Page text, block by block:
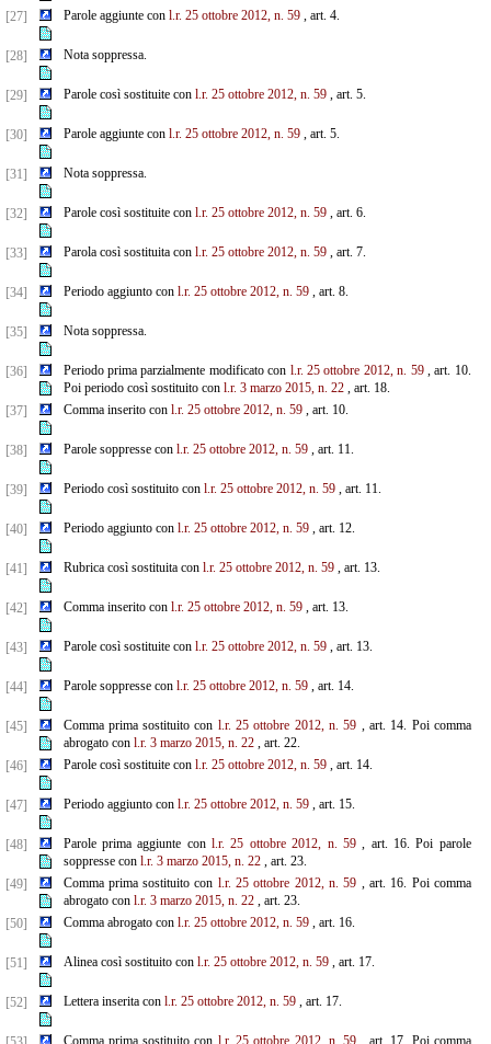
[27] Parole aggiunte con l.r. 25 ottobre 2012, n. 59, art. 4.
[28] Nota soppressa.
[29] Parole così sostituite con l.r. 25 ottobre 2012, n. 59, art. 5.
[30] Parole aggiunte con l.r. 25 ottobre 2012, n. 59, art. 5.
[31] Nota soppressa.
[32] Parole così sostituite con l.r. 25 ottobre 2012, n. 59, art. 6.
[33] Parola così sostituita con l.r. 25 ottobre 2012, n. 59, art. 7.
[34] Periodo aggiunto con l.r. 25 ottobre 2012, n. 59, art. 8.
[35] Nota soppressa.
[36] Periodo prima parzialmente modificato con l.r. 25 ottobre 2012, n. 59, art. 10.
Poi periodo così sostituito con l.r. 3 marzo 2015, n. 22, art. 18.
[37]
Comma inserito con l.r. 25 ottobre 2012, n. 59, art. 10.
[38] Parole soppresse con l.r. 25 ottobre 2012, n. 59, art. 11.
[39] Periodo così sostituito con l.r. 25 ottobre 2012, n. 59, art. 11.
[40] Periodo aggiunto con l.r. 25 ottobre 2012, n. 59, art. 12.
[41] Rubrica così sostituita con l.r. 25 ottobre 2012, n. 59, art. 13.
[42] Comma inserito con l.r. 25 ottobre 2012, n. 59, art. 13.
[43] Parole così sostituite con l.r. 25 ottobre 2012, n. 59, art. 13.
[44] Parole soppresse con l.r. 25 ottobre 2012, n. 59, art. 14.
[45] Comma prima sostituito con l.r. 25 ottobre 2012, n. 59 , art. 14. Poi comma
abrogato con l.r. 3 marzo 2015, n. 22, art. 22.
[46]
Parole così sostituite con l.r. 25 ottobre 2012, n. 59, art. 14.
[47] Periodo aggiunto con l.r. 25 ottobre 2012, n. 59, art. 15.
[48] Parole prima aggiunte conl.r. 25 ottobre 2012, n. 59, art. 16. Poi parole
soppresse con l.r. 3 marzo 2015, n. 22, art. 23.
[49]
Comma prima sostituito con l.r. 25 ottobre 2012, n. 59 , art. 16. Poi comma
abrogato con l.r. 3 marzo 2015, n. 22, art. 23.
[50]
Comma abrogato con l.r. 25 ottobre 2012, n. 59, art. 16.
[51] Alinea così sostituito con l.r. 25 ottobre 2012, n. 59, art. 17.
[52] Lettera inserita con l.r. 25 ottobre 2012, n. 59, art. 17.
Comma prima sostituito con l.r. 25 ottobre 2012, n. 59 , art. 17. Poi comma